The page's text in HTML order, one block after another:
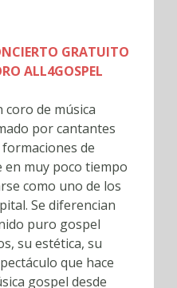
GRATUITO
ALL4GOSPEL
coro de música
por cantantes
de
muy poco tiempo
como uno de los
Se diferencian
puro gospel
su estética, su
que hace
gospel desde